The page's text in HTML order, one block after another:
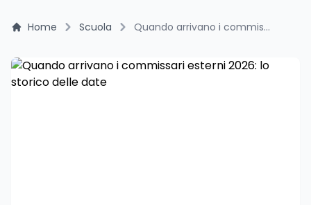
Home Scuola Quando arrivano i commissari esterni 2026: lo storico delle date